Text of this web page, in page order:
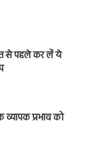
से पहले कर लें ये
व्यापक प्रभाव को